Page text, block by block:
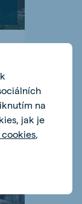
na
jak je
,